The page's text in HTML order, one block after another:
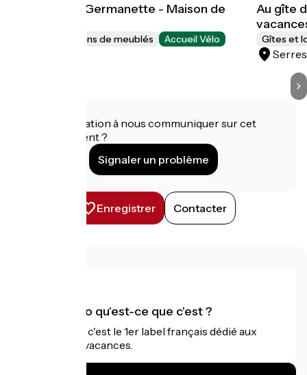
Au gîte de la Germanette - Maison de
Gîtes et locations de meublés Accueil Vélo
Au gîte
Gîtes et
Serres
Une information à nous communiquer sur cet
établissement ?
Signaler un problème
Enregistrer Contacter
Accueil Vélo qu'est-ce que c'est ?
Accueil Vélo c'est le 1er label français dédié aux
cyclistes en vacances.